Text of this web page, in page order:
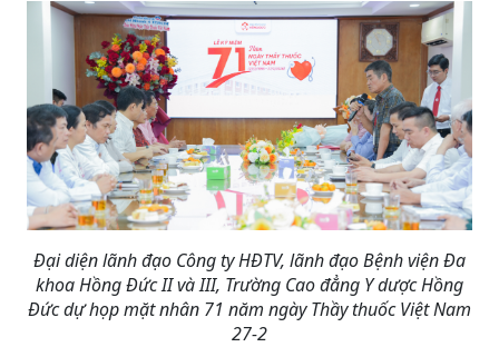
Đại diện lãnh đạo Công ty HĐTV, lãnh đạo Bệnh viện Đa
khoa Hồng Đức II và III, Trường Cao đẳng Y dược Hồng
Đức dự họp mặt nhân 71 năm ngày Thầy thuốc Việt Nam
27-2